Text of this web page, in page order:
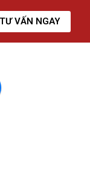
VẤN NGAY